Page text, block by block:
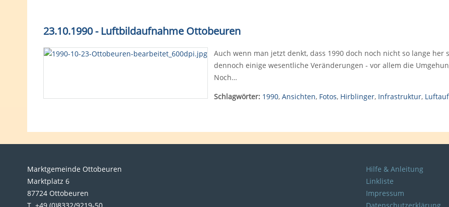
23.10.1990 - Luftbildaufnahme Ottobeuren
Auch wenn man jetzt denkt, dass 1990 doch noch nicht so lange
dennoch einige wesentliche Veränderungen - vor allem die
Noch…
Schlagwörter: 1990, Ansichten, Fotos, Hirblinger, Infrastruktur,
Marktgemeinde Ottobeuren
Marktplatz 6
87724 Ottobeuren
Hilfe & Anleitung
Linkliste
Impressum